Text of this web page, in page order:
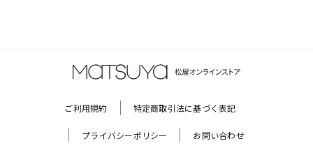
ご利用規約 特定商取引法に基づく表記
プライバシーポリシー お問い合わせ